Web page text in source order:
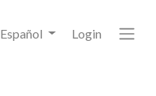
Español Login